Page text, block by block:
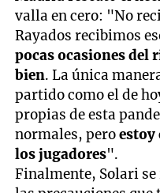
valla en cero: "No
Rayados recibimos
pocas ocasiones del
bien. La única
partido como el de
propias de esta
normales, peroestoy
los jugadores".
Finalmente, Solari